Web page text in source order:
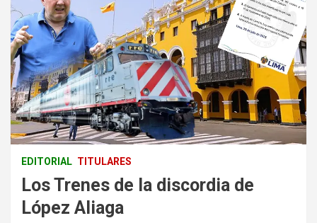
EDITORIAL TITULARES
Los Trenes de la discordia de
López Aliaga